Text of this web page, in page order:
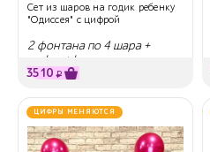
Сет из шаров на годик ребенку
"Одиссея" с цифрой
2 фонтана по 4 шара +
цифра+фигура
3510 ₽
ЦИФРЫ МЕНЯЮТСЯ